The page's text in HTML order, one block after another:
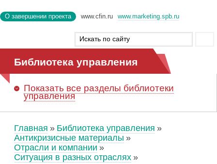
О завершении проекта www.cfin.ru www.marketing.spb.ru
Библиотека управления
Показать все разделы библиотеки
управления
Главная
Библиотека управления
Антикризисные материалы
Отрасли и компании
Ситуация в разных отраслях